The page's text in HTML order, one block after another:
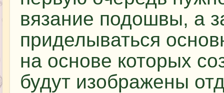
вязание подошвы, а
приделываться
на основе которых
будут изображены